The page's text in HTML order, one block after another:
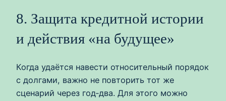
8. Защита кредитной истории
и действия «на будущее»
Когда удаётся навести относительный порядок
с долгами, важно не повторить тот же
сценарий через год‑два. Для этого можно